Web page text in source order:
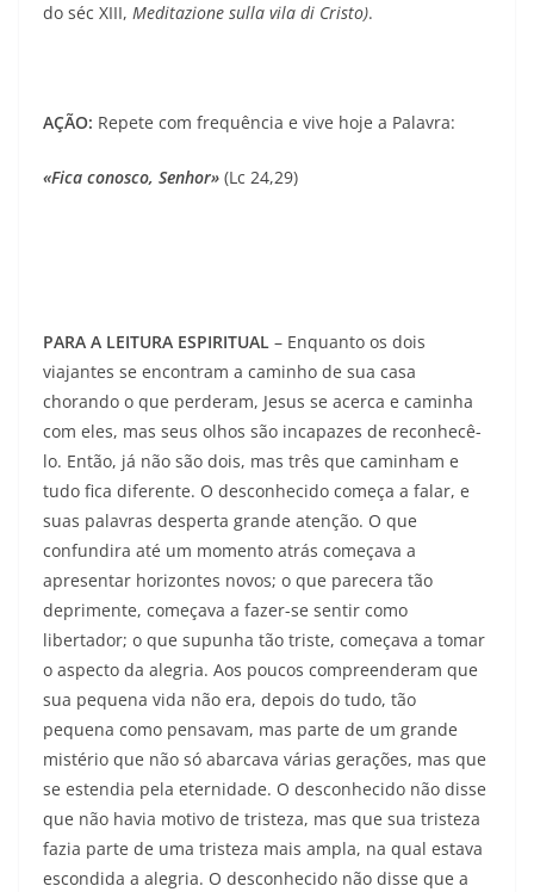
do séc XIII, Meditazione sulla vila di Cristo).
AÇÃO: Repete com frequência e vive hoje a Palavra:
«Fica conosco, Senhor» (Lc 24,29)
PARA A LEITURA ESPIRITUAL – Enquanto os dois
viajantes se encontram a caminho de sua casa
chorando o que perderam, Jesus se acerca e caminha
com eles, mas seus olhos são incapazes de reconhecê-
lo. Então, já não são dois, mas três que caminham e
tudo fica diferente. O desconhecido começa a falar, e
suas palavras desperta grande atenção. O que
confundira até um momento atrás começava a
apresentar horizontes novos; o que parecera tão
deprimente, começava a fazer-se sentir como
libertador; o que supunha tão triste, começava a tomar
o aspecto da alegria. Aos poucos compreenderam que
sua pequena vida não era, depois do tudo, tão
pequena como pensavam, mas parte de um grande
mistério que não só abarcava várias gerações, mas que
se estendia pela eternidade. O desconhecido não disse
que não havia motivo de tristeza, mas que sua tristeza
fazia parte de uma tristeza mais ampla, na qual estava
escondida a alegria. O desconhecido não disse que a